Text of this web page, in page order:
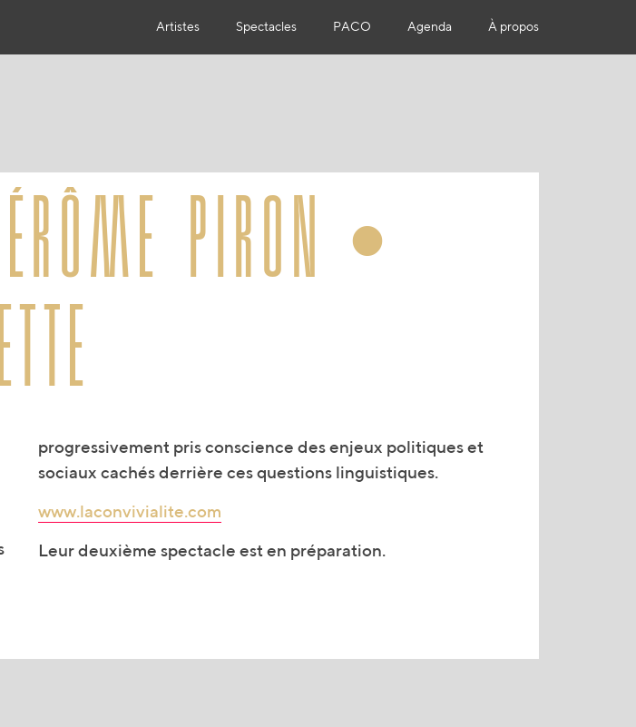
Artistes Spectacles PACO Agenda À propos
piron •
sociaux cachés derrière ces questions linguistiques.
www.laconvivialite.com
Leur deuxième spectacle est en préparation.